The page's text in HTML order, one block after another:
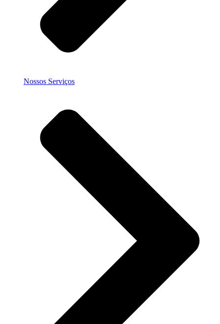
Nossos Serviços